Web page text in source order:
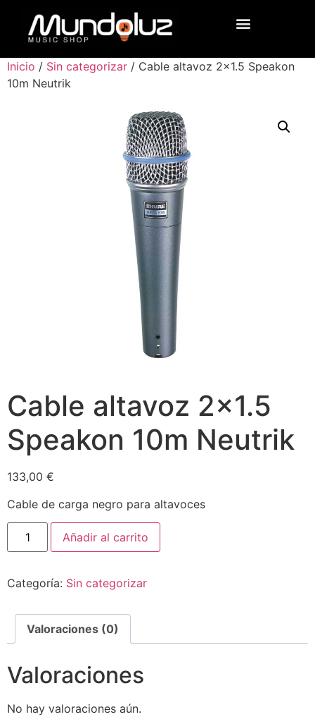
Inicio / Sin categorizar / Cable altavoz 2×1.5 Speakon
10m Neutrik
Cable altavoz 2×1.5
Speakon 10m Neutrik
133,00 €
Cable de carga negro para altavoces
Añadir al carrito
Categoría: Sin categorizar
Valoraciones (0)
Valoraciones
No hay valoraciones aún.